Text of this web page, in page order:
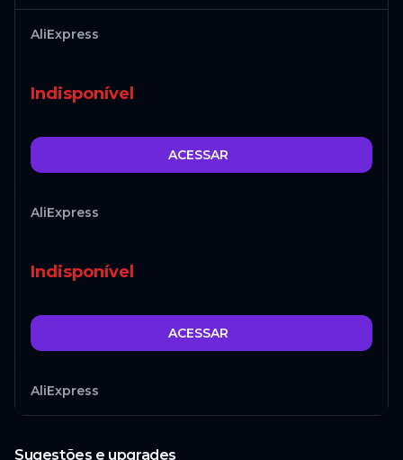
AliExpress
Indisponível
ACESSAR
AliExpress
Indisponível
ACESSAR
AliExpress
Indisponível
Sugestões e upgrades